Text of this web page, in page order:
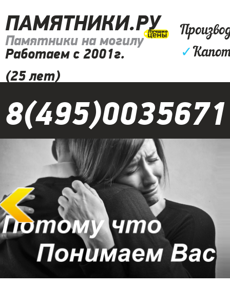
ПАМЯТНИКИ.РУ
Памятники на могилу
Работаем с 2001г.
(25 лет)
✓
8(495)0035671